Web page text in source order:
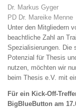
Dr. Markus Gyger
PD Dr. Mareike Menne
Unter den Mitgliedern
beachtliche Zahl an
Spezialisierungen. Die
Potenzial für Thesis
nutzen, möchten wir
beim Thesis e.V. mit
Für ein Kick-Off-
BigBlueButton am